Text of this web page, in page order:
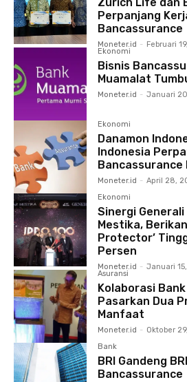
Perpanjang
Bancassurance
Moneter.id - Februari
Ekonomi
Bisnis
Muamalat
Moneter.id - Januari
Ekonomi
Danamon
Indonesia
Bancassurance
Moneter.id - April 28,
Ekonomi
Sinergi
Mestika,
Protector’
Persen
Moneter.id - Januari
Asuransi
Kolaborasi
Pasarkan Dua
Manfaat
Moneter.id - Oktober
Bank
BRI Gandeng
Bancassurance